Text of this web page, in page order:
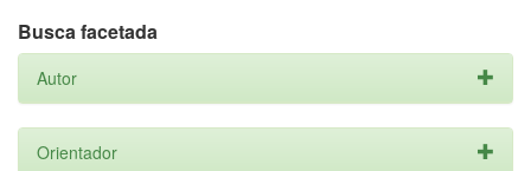
Busca facetada
Autor
Orientador